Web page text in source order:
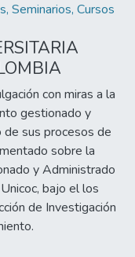
Seminarios, Cursos
con miras a la
gestionado y
de sus procesos de
sobre la
y Administrado
bajo el los
de Investigación